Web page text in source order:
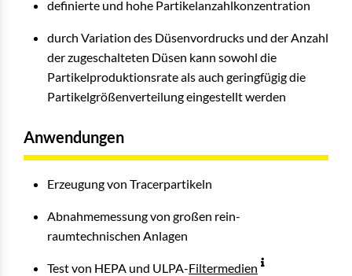
definierte und hohe Partikelanzahlkonzentration
durch Variation des Düsenvordrucks und der Anzahl
der zugeschalteten Düsen kann sowohl die
Partikelproduktionsrate als auch geringfügig die
Partikelgrößenverteilung eingestellt werden
Anwendungen
Erzeugung von Tracerpartikeln
Abnahmemessung von großen rein-
raumtechnischen Anlagen
Test von HEPA und ULPA-Filtermedien